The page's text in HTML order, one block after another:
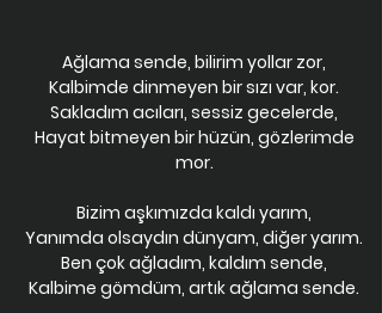
Ağlama sende, bilirim yollar zor,
Kalbimde dinmeyen bir sızı var, kor.
Sakladım acıları, sessiz gecelerde,
Hayat bitmeyen bir hüzün, gözlerimde
mor.
Bizim aşkımızda kaldı yarım,
Yanımda olsaydın dünyam, diğer yarım.
Ben çok ağladım, kaldım sende,
Kalbime gömdüm, artık ağlama sende.